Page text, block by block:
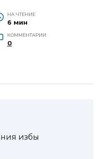
НА ЧТЕНИЕ
6 мин
КОММЕНТАРИИ
0
избы